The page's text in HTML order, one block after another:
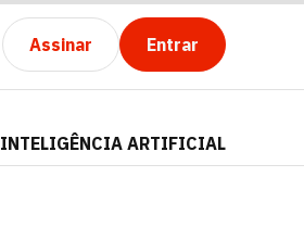
Assinar Entrar
INTELIGÊNCIA ARTIFICIAL